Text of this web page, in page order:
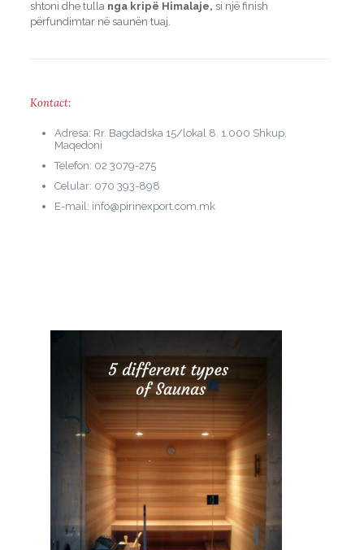
shtoni dhe tulla nga kripë Himalaje, si një finish
përfundimtar në saunën tuaj.
Kontact:
Adresa: Rr. Bagdadska 15/lokal 8. 1.000 Shkup,
Maqedoni
Telefon: 02 3079-275
Celular: 070 393-898
E-mail: info@pirinexport.com.mk